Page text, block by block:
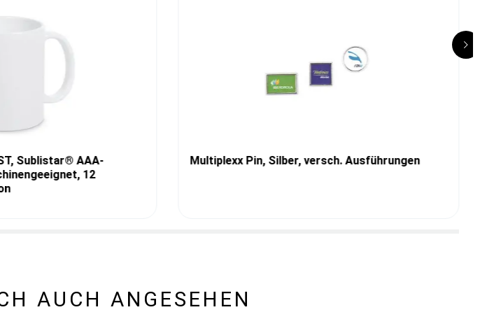
Sublistar® AAA-
12
Multiplexx Pin, Silber, versch. Ausführungen
AUCH ANGESEHEN